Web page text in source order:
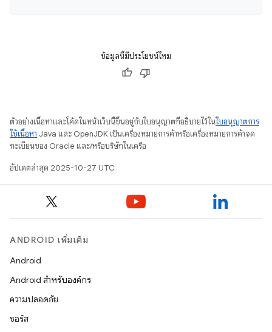
ข้อมูลนี้มีประโยชน์ไหม
ตัวอย่างเนื้อหาและโค้ดในหน้าเว็บนี้ขึ้นอยู่กับใบอนุญาตที่อธิบายไว้ในใบอนุญาตการ
ใช้เนื้อหา Java และ OpenJDK เป็นเครื่องหมายการค้าหรือเครื่องหมายการค้าจด
ทะเบียนของ Oracle และ/หรือบริษัทในเครือ
อัปเดตล่าสุด 2025-10-27 UTC
ANDROID เพิ่มเติม
Android
Android สำหรับองค์กร
ความปลอดภัย
ซอร์ส